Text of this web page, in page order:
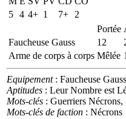
5 4 4+ 1 7+
2
Portée
Faucheuse Gauss
12
Arme de corps à corps Mêlée 1
Equipement: Faucheuse
Aptitudes : Leur Nombre est
Mots-clés : Guerriers
Mots-clés de faction : Nécrons